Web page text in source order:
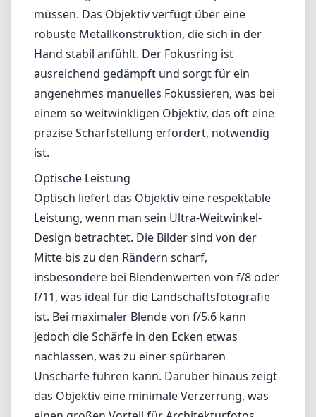
eine eindrucksvolle Perspektive, bringt jedoch
auch Punkte mit sich, die potentielle Käufer
beachten sollten.
Design und Verarbeitungsqualität
Die Verarbeitungsqualität des 7artisans 9mm
f/5.6 ist für diese Preisklasse vorbildlich. Es
hat ein kompaktes und leichtes Design, was
es zu einer ausgezeichneten Wahl für
Reisefotografen macht, die leicht packen
müssen. Das Objektiv verfügt über eine
robuste Metallkonstruktion, die sich in der
Hand stabil anfühlt. Der Fokusring ist
ausreichend gedämpft und sorgt für ein
angenehmes manuelles Fokussieren, was bei
einem so weitwinkligen Objektiv, das oft eine
präzise Scharfstellung erfordert, notwendig
ist.
Optische Leistung
Optisch liefert das Objektiv eine respektable
Leistung, wenn man sein Ultra-Weitwinkel-